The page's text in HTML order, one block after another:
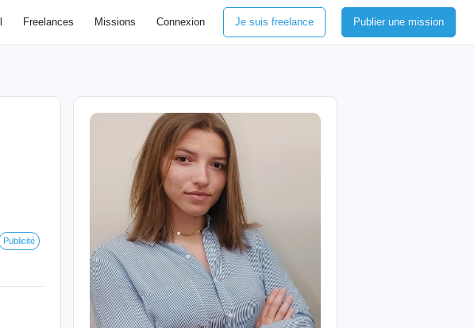
Freelances Missions Connexion Je suis freelance Publier une mission
Publicité